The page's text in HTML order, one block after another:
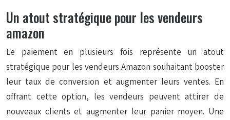
Un atout stratégique pour les vendeurs
amazon
Le paiement en plusieurs fois représente un atout
stratégique pour les vendeurs Amazon souhaitant booster
leur taux de conversion et augmenter leurs ventes. En
offrant cette option, les vendeurs peuvent attirer de
nouveaux clients et augmenter leur panier moyen. Une